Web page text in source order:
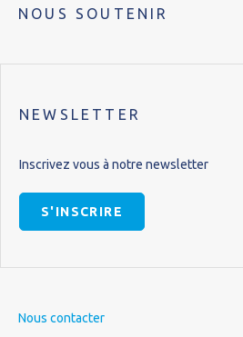
NOUS SOUTENIR
NEWSLETTER
Inscrivez vous à notre newsletter
S'INSCRIRE
Nous contacter